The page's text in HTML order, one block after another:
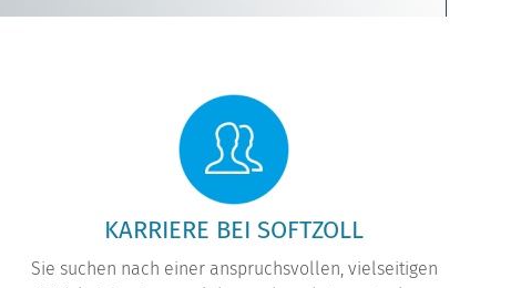
KARRIERE BEI SOFTZOLL
Sie suchen nach einer anspruchsvollen, vielseitigen